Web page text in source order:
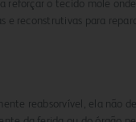
reforçar o tecido mole
e reconstrutivas para
reabsorvível, ela não